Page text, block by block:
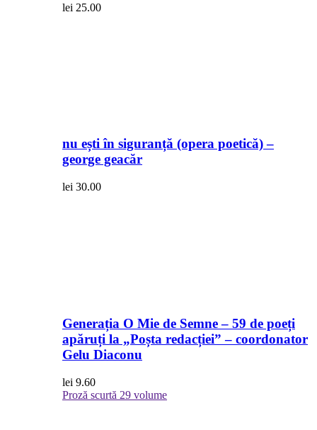
lei 25.00
nu ești în siguranță (opera poetică) –
george geacăr
lei 30.00
Generația O Mie de Semne – 59 de poeți
apăruți la „Poșta redacției” – coordonator
Gelu Diaconu
lei 9.60
Proză scurtă 29 volume